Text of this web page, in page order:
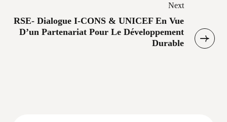
Next
RSE- Dialogue I-CONS & UNICEF En Vue
D’un Partenariat Pour Le Développement
Durable